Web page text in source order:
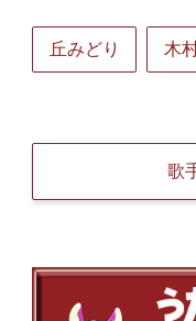
丘みどり 木
歌